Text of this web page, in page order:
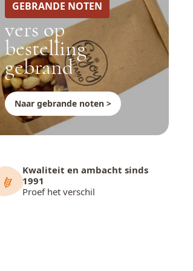
Kwaliteit en ambacht sinds
1991
Proef het verschil
GEBRANDE NOTEN
vers op
bestelling
gebrand
Naar gebrande noten >